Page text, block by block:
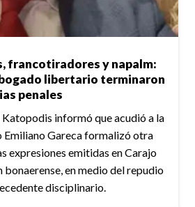
francotiradores y napalm:
libertario terminaron
penales
informó que acudió a la
Emiliano Gareca formalizó otra
expresiones emitidas en Carajo
en medio del repudio
disciplinario.